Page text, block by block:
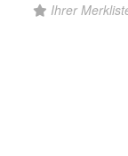
Ihrer